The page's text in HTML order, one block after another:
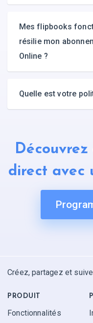
Mes flipbooks
résilie mon
Online ?
Quelle est votre
direct avec
Créez, partagez et
PRODUIT
Fonctionnalités